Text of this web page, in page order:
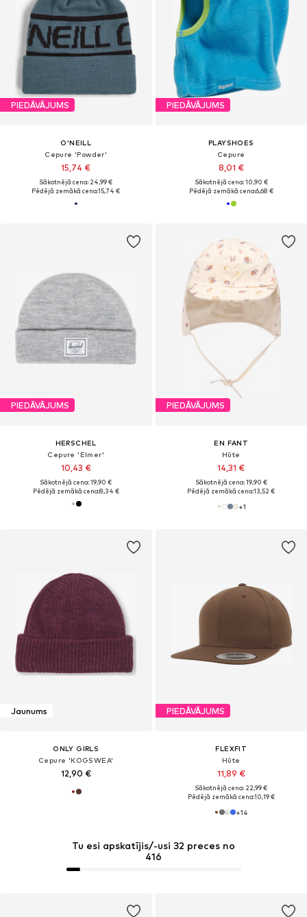
PIEDĀVĀJUMS
O'NEILL
Cepure 'Powder'
15,74 €
Sākotnējā cena: 24,99 €
Pēdējā zemākā cena:15,74 €
PIEDĀVĀJUMS
PLAYSHOES
Cepure
8,01 €
Sākotnējā cena: 10,90 €
Pēdējā zemākā cena:6,68 €
PIEDĀVĀJUMS
HERSCHEL
Cepure 'Elmer'
10,43 €
Sākotnējā cena: 19,90 €
Pēdējā zemākā cena:8,34 €
PIEDĀVĀJUMS
EN FANT
Hūte
14,31 €
Sākotnējā cena: 19,90 €
Pēdējā zemākā cena:13,52 €
+1
Jaunums
ONLY GIRLS
Cepure 'KOGSWEA'
12,90 €
PIEDĀVĀJUMS
FLEXFIT
Hūte
11,89 €
Sākotnējā cena: 22,99 €
Pēdējā zemākā cena:10,19 €
+14
Tu esi apskatījis/-usi 32 preces no
416